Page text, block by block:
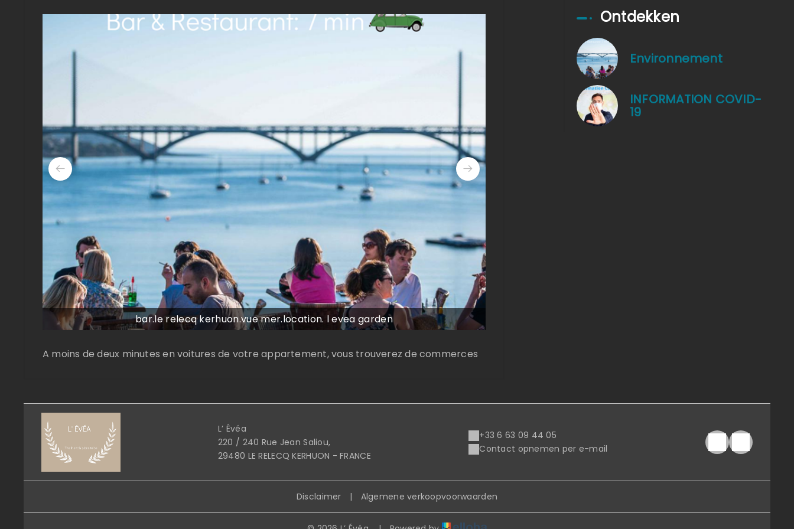
bar.le relecq kerhuon.vue mer.location. l evea garden
A moins de deux minutes en voitures de votre appartement, vous trouverez de commerces
Ontdekken
Environnement
INFORMATION COVID-
19
L’ Évéa
220 / 240 Rue Jean Saliou,
29480 LE RELECQ KERHUON - FRANCE
+33 6 63 09 44 05
Contact opnemen per e-mail
Disclaimer | Algemene verkoopvoorwaarden